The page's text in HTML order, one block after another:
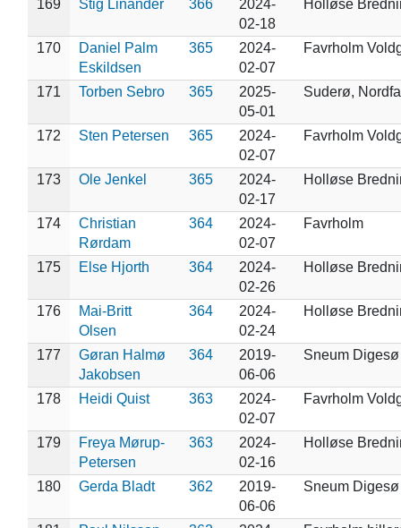
169
Stig Linander 366
2024-
02-18
Holløse
170
Daniel Palm
Eskildsen
365
2024-
02-07
Favrholm
171 Torben Sebro 365
2025-
05-01
Suderø,
172 Sten Petersen 365
2024-
02-07
Favrholm
173 Ole Jenkel 365
2024-
02-17
Holløse
174
Christian
Rørdam
364
2024-
02-07
Favrholm
175 Else Hjorth 364
2024-
02-26
Holløse
176
Mai-Britt
Olsen
364
2024-
02-24
Holløse
177
Gøran Halmø
Jakobsen
364
2019-
06-06
Sneum Digesø
178 Heidi Quist 363
2024-
02-07
Favrholm
179
Freya Mørup-
Petersen
363
2024-
02-16
Holløse
180 Gerda Bladt 362
2019-
06-06
Sneum Digesø